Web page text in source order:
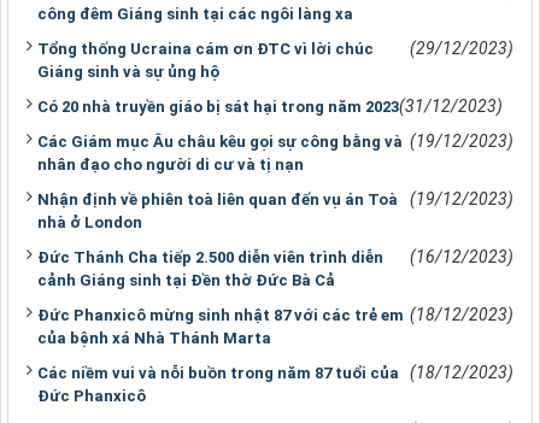
công đêm Giáng sinh tại các ngôi làng xa
Tổng thống Ucraina cám ơn ĐTC vì lời chúc
Giáng sinh và sự ủng hộ
(29/12/2023)
Có 20 nhà truyền giáo bị sát hại trong năm 2023(31/12/2023)
Các Giám mục Âu châu kêu gọi sự công bằng và
nhân đạo cho người di cư và tị nạn
(19/12/2023)
Nhận định về phiên toà liên quan đến vụ án Toà
nhà ở London
(19/12/2023)
Đức Thánh Cha tiếp 2.500 diễn viên trình diễn
cảnh Giáng sinh tại Đền thờ Đức Bà Cả
(16/12/2023)
Đức Phanxicô mừng sinh nhật 87 với các trẻ em
của bệnh xá Nhà Thánh Marta
(18/12/2023)
Các niềm vui và nỗi buồn trong năm 87 tuổi của
Đức Phanxicô
(18/12/2023)